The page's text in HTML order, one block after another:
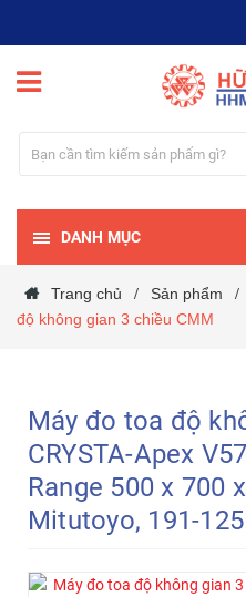
DANH MỤC
Trang chủ / Sản phẩm /
độ không gian 3 chiều CMM
Máy đo toa độ
CRYSTA-Apex
Range 500 x 700
Mitutoyo, 191-125